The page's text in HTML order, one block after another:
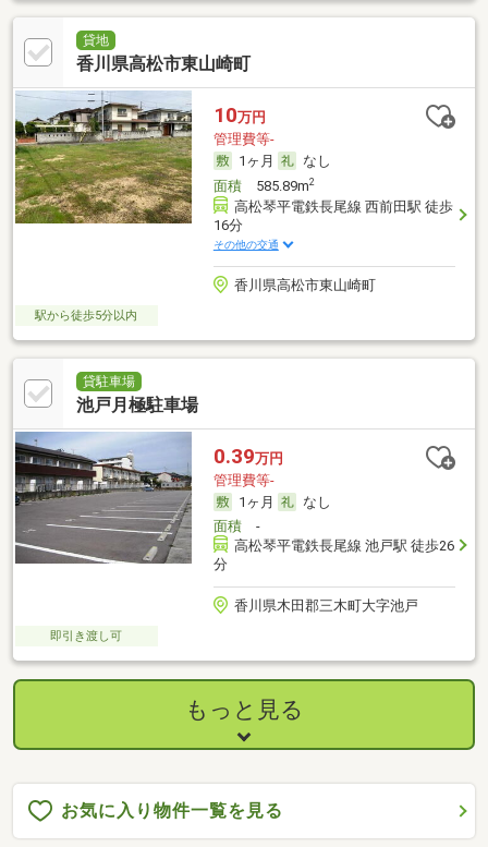
貸地
香川県高松市東山崎町
10万円
管理費等-
1ヶ月
なし
面積585.89m2
高松琴平電鉄長尾線 西前田駅 徒歩
16分
その他の交通
香川県高松市東山崎町
駅から徒歩5分以内
貸駐車場
池戸月極駐車場
0.39万円
管理費等-
1ヶ月
なし
面積-
高松琴平電鉄長尾線 池戸駅 徒歩26
分
香川県木田郡三木町大字池戸
即引き渡し可
もっと見る
お気に入り物件一覧を見る